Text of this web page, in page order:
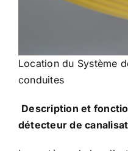
Location du Système
conduites
Description et
détecteur de